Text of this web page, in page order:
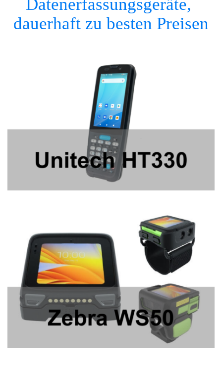
Datenerfassungsgeräte,
dauerhaft zu besten Preisen